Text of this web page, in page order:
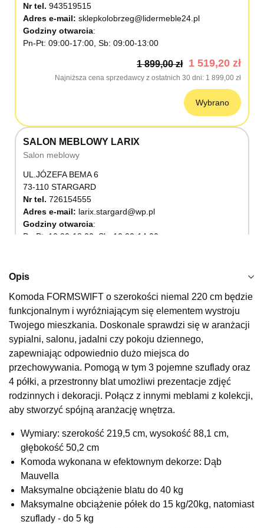
Nr tel. 943519515
Adres e-mail: sklepkolobrzeg@lidermeble24.pl
Godziny otwarcia
Pn-Pt: 09:00-17:00, Sb: 09:00-13:00
1 899,00 zł 1 519,20 zł
Najniższa cena sprzedawcy z ostatnich 30 dni 1 899,00 zł
Wybrano
SALON MEBLOWY LARIX
Salon meblowy
UL.JÓZEFA BEMA 6
73-110 STARGARD
Nr tel. 726154555
Adres e-mail: larix.stargard@wp.pl
Godziny otwarcia
Pn-Pt: 10:00-18:00, Sb: 10:00-14:00
Wybierz
SALON MEBLOWY KUBUŚ
Salon meblowy
UL.RZEMIEŚLNICZA 6
66-470 KOSTRZYN NAD ODRĄ
Nr tel.507103199
Godziny otwarcia
Pn-Pt: 10:00-18:00, Sb: 10:00-14:00
1 899,00 zł 1 519,20 zł
Najniższa cena sprzedawcy z ostatnich 30 dni
SALON MEBLOWY M JAK MEBLE
Opis
Komoda FORMSWIFT o szerokości niemal 220 cm będzie
funkcjonalnym i wyróżniającym się elementem wystroju
Twojego mieszkania. Doskonale sprawdzi się w aranżacji
sypialni, salonu, jadalni czy pokoju dziennego,
zapewniając odpowiednio dużo miejsca do
przechowywania. Pomogą w tym 3 pojemne szuflady oraz
4 półki, a przestronny blat umożliwi prezentacje zdjęć
rodzinnych i dekoracji. Połącz z innymi meblami z kolekcji,
aby stworzyć spójną aranżację wnętrza.
Wymiary: szerokość 219,5 cm, wysokość 88,1 cm,
głębokość 50,2 cm
Komoda wykonana w efektownym dekorze: Dąb
Mauvella
Maksymalne obciążenie blatu do 40 kg
Maksymalne obciążenie półek do 15 kg/20kg, natomiast
szuflady - do 5 kg